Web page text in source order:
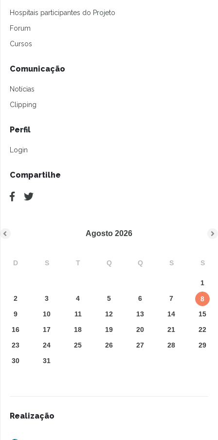
Hospitais participantes do Projeto
Forum
Cursos
Comunicação
Notícias
Clipping
Perfil
Login
Compartilhe
Agosto 2026
D S T Q Q S S
1
2
3 4 5 6 7
8
9
10 11 12 13 14
15
16
17 18 19 20 21
22
23
24 25 26 27 28
29
30
31
Realização